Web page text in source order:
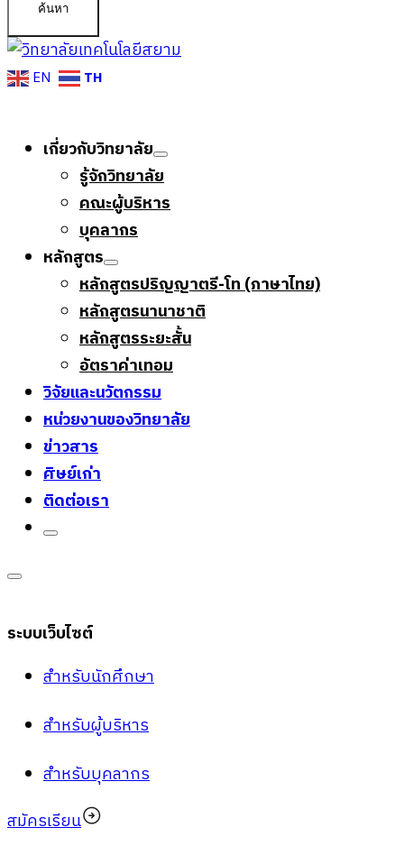
ค้นหา
EN TH
เกี่ยวกับวิทยาลัย
รู้จักวิทยาลัย
คณะผู้บริหาร
บุคลากร
หลักสูตร
หลักสูตรปริญญาตรี-โท (ภาษาไทย)
หลักสูตรนานาชาติ
หลักสูตรระยะสั้น
อัตราค่าเทอม
วิจัยและนวัตกรรม
หน่วยงานของวิทยาลัย
ข่าวสาร
ศิษย์เก่า
ติดต่อเรา
ระบบเว็บไซต์
สำหรับนักศึกษา
สำหรับผู้บริหาร
สำหรับบุคลากร
สมัครเรียน